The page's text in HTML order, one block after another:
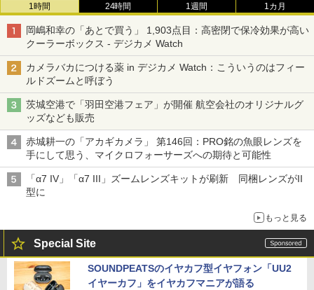
1時間 24時間 1週間 1カ月
岡嶋和幸の「あとで買う」 1,903点目：高密閉で保冷効果が高い
クーラーボックス - デジカメ Watch
カメラバカにつける薬 in デジカメ Watch：こういうのはフィー
ルドズームと呼ぼう
茨城空港で「羽田空港フェア」が開催 航空会社のオリジナルグ
ッズなども販売
赤城耕一の「アカギカメラ」 第146回：PRO銘の魚眼レンズを
手にして思う、マイクロフォーサーズへの期待と可能性
「α7 IV」「α7 III」ズームレンズキットが刷新 同梱レンズがII
型に
もっと見る
Special Site
SOUNDPEATSのイヤカフ型イヤフォン「UU2
イヤーカフ」をイヤカフマニアが語る